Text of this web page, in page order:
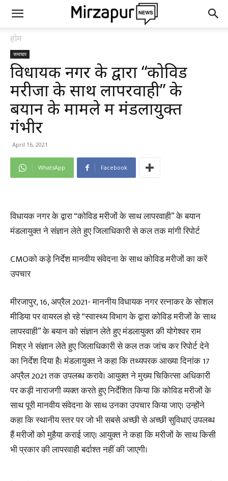
होम
समाचार
विधायक नगर के द्वारा “कोविड
मरीजों के साथ लापरवाही” के
बयान के मामले में मंडलायुक्त
गंभीर
April 16, 2021
WhatsApp Facebook
विधायक नगर के द्वारा “कोविड मरीजों के साथ लापरवाही” के बयान
मंडलायुक्त ने संज्ञान लेते हुए जिलाधिकारी से कल तक मांगी रिपोर्ट
CMOको कड़े निर्देश मानवीय संवेदना के साथ कोविड मरीजों का करें
उपचार
मीरजापुर, 16, अप्रैल 2021-‌ माननीय विधायक नगर रत्नाकर के सोशल
मीडिया पर वायरल हो रहे “स्वास्थ्य विभाग के द्वारा कोविड मरीजों के साथ
लापरवाही” के बयान को संज्ञान लेते हुए मंडलायुक्त की योगेश्वर राम
मिश्र ने संज्ञान लेते हुए जिलाधिकारी से कल तक जांच कर रिपोर्ट देने
का निर्देश दिया है। मंडलायुक्त ने कहा कि तथ्यपरक आख्या दिनांक 17
अप्रैल 2021 तक उपलब्ध करावे। आयुक्त ने मुख्य चिकित्सा अधिकारी
पर कड़ी नाराजगी व्यक्त करते हुए निर्देशित किया कि कोविड मरीजों के
साथ पूरी मानवीय संवेदना के साथ उनका उपचार किया जाए। उन्होंने
कहा कि स्थानीय स्तर पर जो भी सबसे अच्छी से अच्छी सुविधाएं उपलब्ध
हैं मरीजों को मुहैया कराई जाए। आयुक्त ने कहा कि मरीजों के साथ किसी
भी प्रकार की लापरवाही बर्दाश्त नहीं की जाएगी।